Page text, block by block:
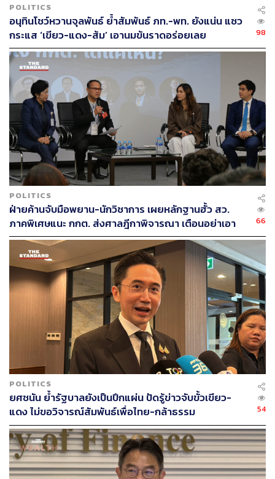
TAGS: ณิชชา บุญลือ
การเลือกตั้ง
สำนักงานคณะกรรมการการเลือกตั้ง (กกต.)
พรรคเพื่อไทย
เลือกตั้ง ส.ส.
พรรคอนาคตใหม่
ตรีรัตน์ ศิริจันทโรภาส
26
POLITICS
อนุทินโชว์หวานจุลพันธ์ ย้ำสัมพันธ์ ภท.-พท. ยังแน่น แซว
กระแส ‘เขียว-แดง-ส้ม’ เอานมข้นราดอร่อยเลย
98
POLITICS
ฝ่ายค้านจับมือพยาน-นักวิชาการ เผยหลักฐานฮั้ว สว.
ภาคพิเศษแนะ กกต. ส่งศาลฎีกาพิจารณา เตือนอย่าเอา
ตัวเป็นตู้รับกระสุนแทน
66
POLITICS
ยศชนัน ย้ำรัฐบาลยังเป็นปึกแผ่น ปัดรู้ข่าวจับขั้วเขียว-
แดง ไม่ขอวิจารณ์สัมพันธ์เพื่อไทย-กล้าธรรม
54